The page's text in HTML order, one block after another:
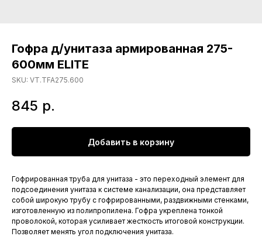
Гофра д/унитаза армированная 275-
600мм ELITE
SKU: VT.TFA275.600
845 р.
Добавить в корзину
Гофрированная труба для унитаза - это переходный элемент для
подсоединения унитаза к системе канализации, она представляет
собой широкую трубу с гофрированными, раздвижными стенками,
изготовленную из полипропилена. Гофра укреплена тонкой
проволокой, которая усиливает жесткость итоговой конструкции.
Позволяет менять угол подключения унитаза.